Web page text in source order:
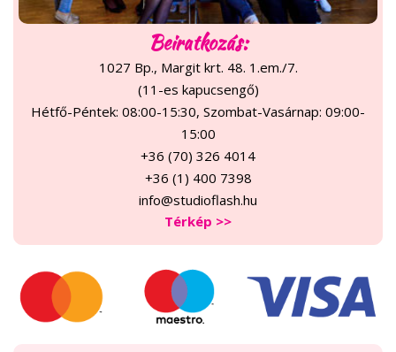
Beiratkozás:
1027 Bp., Margit krt. 48. 1.em./7.
(11-es kapucsengő)
Hétfő-Péntek: 08:00-15:30, Szombat-Vasárnap: 09:00-
15:00
+36 (70) 326 4014
+36 (1) 400 7398
info@studioflash.hu
Térkép >>